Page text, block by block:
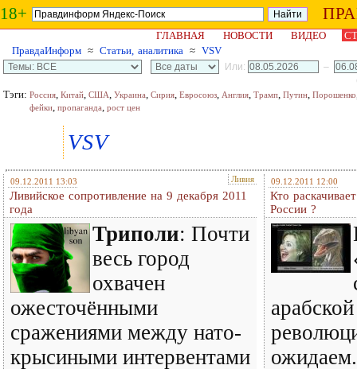
18+
ГЛАВНАЯ НОВОСТИ ВИДЕО
ПравдаИнформ ≈ Статьи, аналитика ≈ VSV
Или:
–
Тэги: Россия, Китай, США, Украина, Сирия, Евросоюз, Англия, Трамп, Путин, Порошенко
фейки, пропаганда, рост цен
VSV
09.12.2011 13:03 Ливия
Ливийское сопротивление на 9 декабря 2011
года
Триполи: Почти
весь город
охвачен
ожесточёнными
сражениями между нато-
крысиными интервентами
09.12.2011 12:00
Кто
России ?